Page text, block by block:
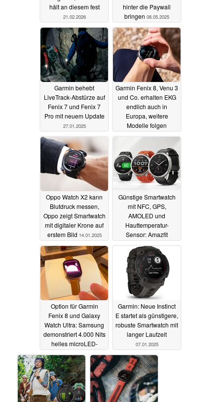
hält an diesem fest
21.02.2026
hinter die Paywall
bringen 08.05.2025
Garmin behebt
LiveTrack-Abstürze auf
Fenix 7 und Fenix 7
Pro mit neuem Update
27.01.2025
Garmin Fenix 8, Venu 3
und Co. erhalten EKG
endlich auch in
Europa, weitere
Modelle folgen
15.01.2025
Oppo Watch X2 kann
Blutdruck messen,
Oppo zeigt Smartwatch
mit digitaler Krone auf
erstem Bild 14.01.2025
Günstige Smartwatch
mit NFC, GPS,
AMOLED und
Hauttemperatur-
Sensor: Amazfit
enthüllt Active 2
07.01.2025
Option für Garmin
Fenix 8 und Galaxy
Watch Ultra: Samsung
demonstriert 4.000 Nits
helles microLED-
Display07.01.2025
Garmin: Neue Instinct
E startet als günstigere,
robuste Smartwatch mit
langer Laufzeit
07.01.2025